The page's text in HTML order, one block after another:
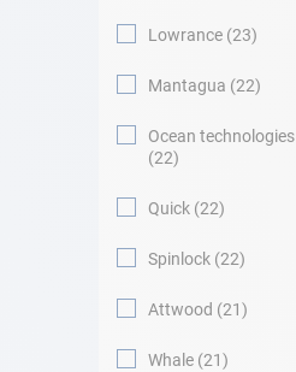
Lowrance 23
Mantagua 22
Ocean technologies
22
Quick 22
Spinlock 22
Attwood 21
Whale 21